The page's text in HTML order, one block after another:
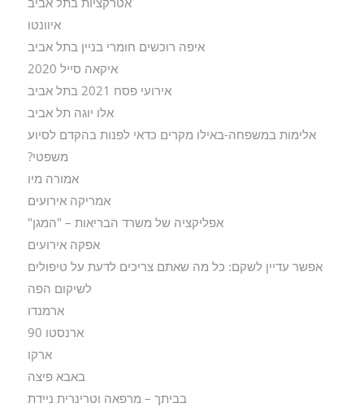
איוונטו
איפה רוכשים חומרי בניין בתל אביב
איקאה סייל 2020
אירועי פסח 2021 בתל אביב
אלו יוגה תל אביב
אלימות במשפחה-באילו מקרים כדאי לפנות בהקדם לסיוע
משפטי?
אמורה מיו
אמריקה אירועים
אפליקציה של משרד הבריאות – "המגן"
אפקה אירועים
אפשר עדיין לשקם: כל מה שאתם צריכים לדעת על טיפולים
לשיקום הפה
ארמנדו
ארנסטו 90
ארקו
באבא פיצה
בביתך – מרפאה וטרינרית ניידת